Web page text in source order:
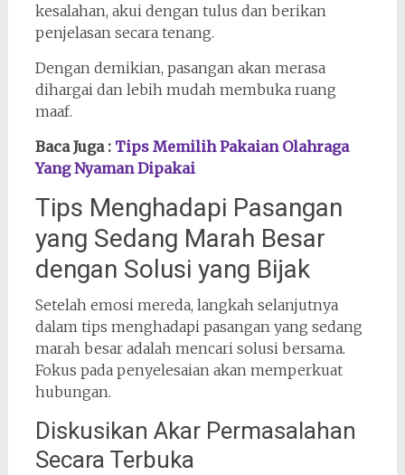
kesalahan, akui dengan tulus dan berikan
penjelasan secara tenang.
Dengan demikian, pasangan akan merasa
dihargai dan lebih mudah membuka ruang
maaf.
Baca Juga : Tips Memilih Pakaian Olahraga
Yang Nyaman Dipakai
Tips Menghadapi Pasangan
yang Sedang Marah Besar
dengan Solusi yang Bijak
Setelah emosi mereda, langkah selanjutnya
dalam tips menghadapi pasangan yang sedang
marah besar adalah mencari solusi bersama.
Fokus pada penyelesaian akan memperkuat
hubungan.
Diskusikan Akar Permasalahan
Secara Terbuka